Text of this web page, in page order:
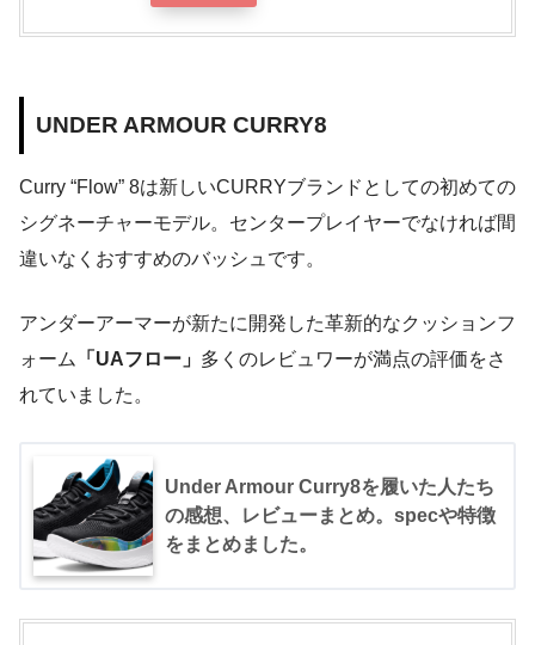
UNDER ARMOUR CURRY8
Curry “Flow” 8は新しいCURRYブランドとしての初めての
シグネーチャーモデル。センタープレイヤーでなければ間
違いなくおすすめのバッシュです。
アンダーアーマーが新たに開発した革新的なクッションフ
ォーム
「UAフロー」 多くのレビュワーが満点の評価をさ
れていました。
Under Armour Curry8を履いた人たち
の感想、レビューまとめ。specや特徴
をまとめました。